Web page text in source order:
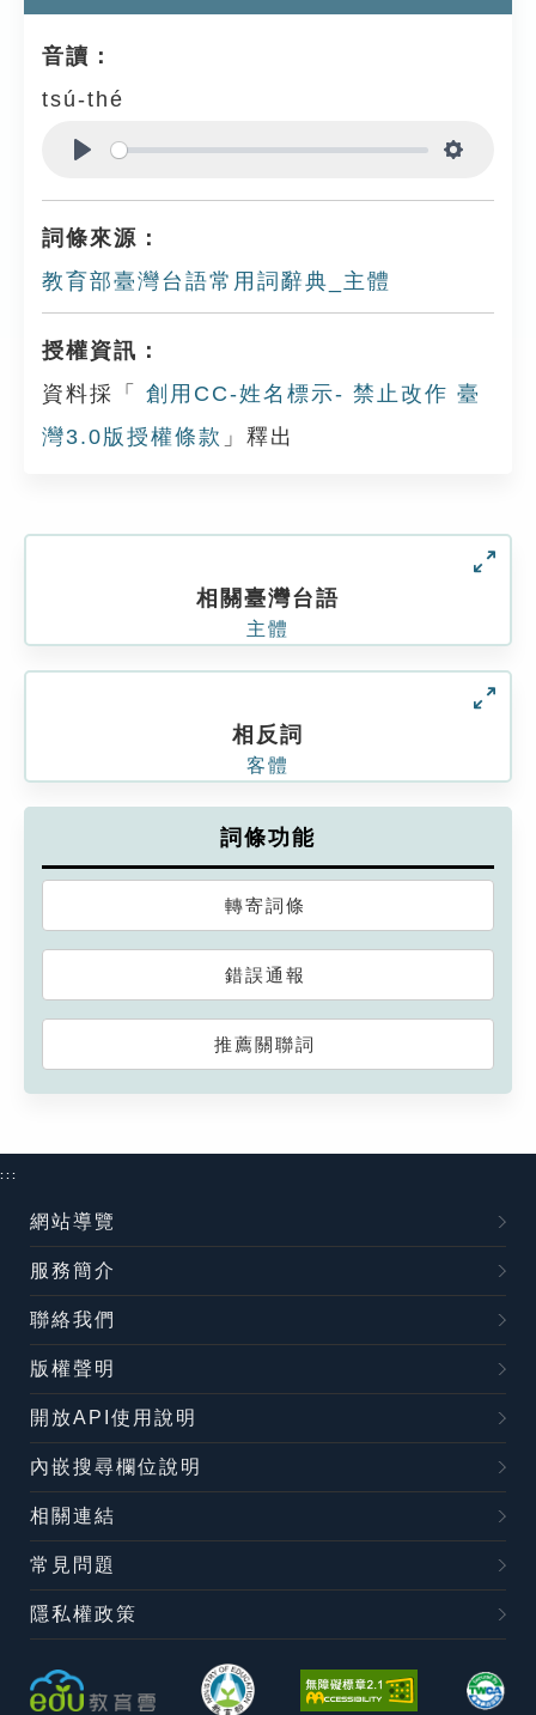
音讀：
tsú-thé
詞條來源：
教育部臺灣台語常用詞辭典_主體
授權資訊：
資料採「
創用CC-姓名標示- 禁止改作 臺
灣3.0版授權條款 」釋出
相關臺灣台語
主體
相反詞
客體
詞條功能
轉寄詞條
錯誤通報
推薦關聯詞
:::
網站導覽
服務簡介
聯絡我們
版權聲明
開放API使用說明
內嵌搜尋欄位說明
相關連結
常見問題
隱私權政策